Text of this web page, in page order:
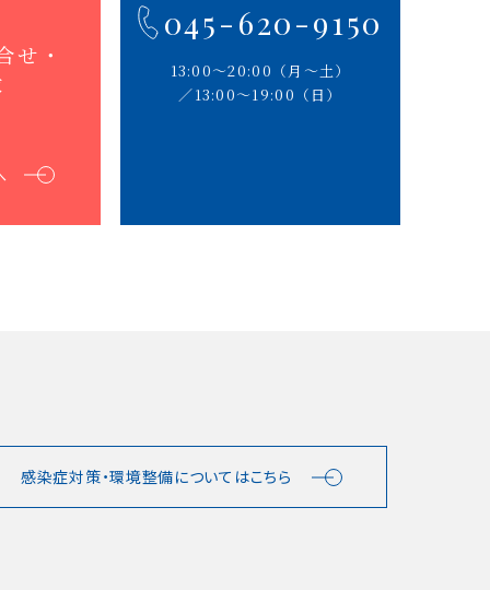
せ・
045-620-9150
13:00〜20:00（⽉〜⼟）
∕13:00〜19:00（⽇）
感染症対策・環境整備についてはこちら